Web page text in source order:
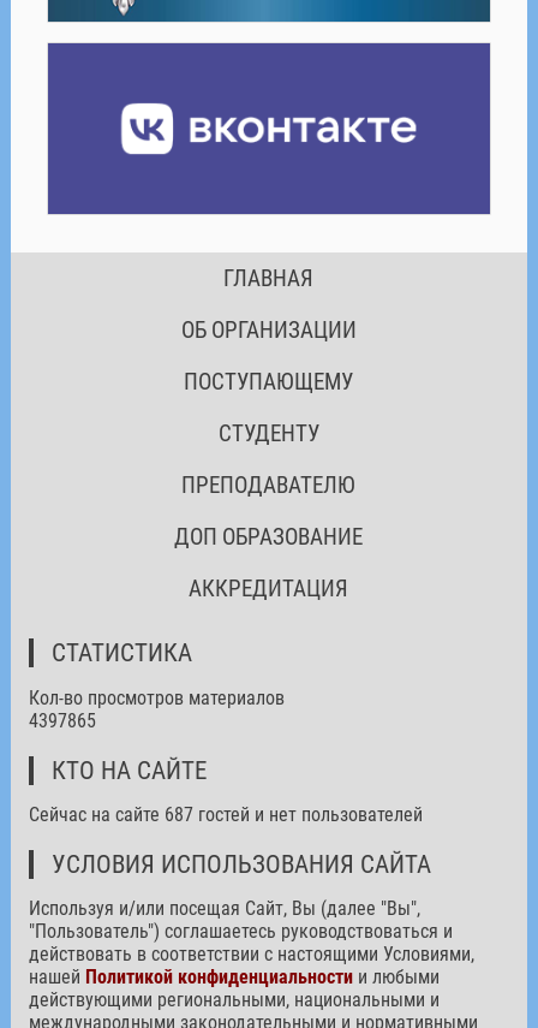
ГЛАВНАЯ
ОБ ОРГАНИЗАЦИИ
ПОСТУПАЮЩЕМУ
СТУДЕНТУ
ПРЕПОДАВАТЕЛЮ
ДОП ОБРАЗОВАНИЕ
АККРЕДИТАЦИЯ
СТАТИСТИКА
Кол-во просмотров материалов
4397865
КТО НА САЙТЕ
Сейчас на сайте 687 гостей и нет пользователей
УСЛОВИЯ ИСПОЛЬЗОВАНИЯ САЙТА
Используя и/или посещая Сайт, Вы (далее "Вы",
"Пользователь") соглашаетесь руководствоваться и
действовать в соответствии с настоящими Условиями,
нашей Политикой конфиденциальностии любыми
действующими региональными, национальными и
международными законодательными и нормативными